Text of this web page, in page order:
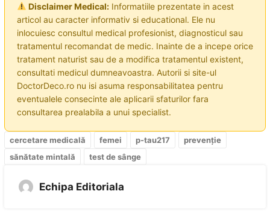
Disclaimer Medical:Informatiile prezentate in acest
articol au caracter informativ si educational. Ele nu
inlocuiesc consultul medical profesionist, diagnosticul sau
tratamentul recomandat de medic. Inainte de a incepe orice
tratament naturist sau de a modifica tratamentul existent,
consultati medicul dumneavoastra. Autorii si site-ul
DoctorDeco.ro nu isi asuma responsabilitatea pentru
eventualele consecinte ale aplicarii sfaturilor fara
consultarea prealabila a unui specialist.
cercetare medicală femei p-tau217
prevenție
sănătate mintală
test de sânge
Echipa Editoriala